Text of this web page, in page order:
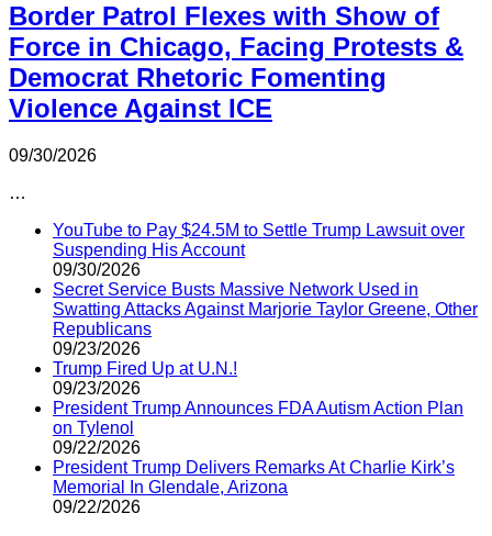
Border Patrol Flexes with Show of
Force in Chicago, Facing Protests &
Democrat Rhetoric Fomenting
Violence Against ICE
09/30/2026
…
YouTube to Pay $24.5M to Settle Trump Lawsuit over
Suspending His Account
09/30/2026
Secret Service Busts Massive Network Used in
Swatting Attacks Against Marjorie Taylor Greene, Other
Republicans
09/23/2026
Trump Fired Up at U.N.!
09/23/2026
President Trump Announces FDA Autism Action Plan
on Tylenol
09/22/2026
President Trump Delivers Remarks At Charlie Kirk’s
Memorial In Glendale, Arizona
09/22/2026